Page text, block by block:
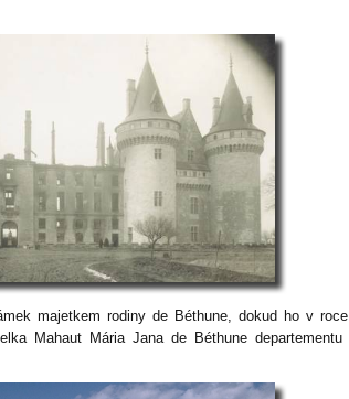
majetkem rodiny de Béthune, dokud ho v
Mahaut Mária Jana de Béthune departementu